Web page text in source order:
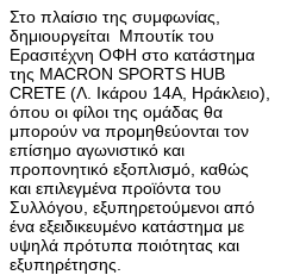
Στο πλαίσιο της συμφωνίας,
δημιουργείται Μπουτίκ του
Ερασιτέχνη ΟΦΗ στο κατάστημα
της MACRON SPORTS HUB
CRETE (Λ. Ικάρου 14Α, Ηράκλειο),
όπου οι φίλοι της ομάδας θα
μπορούν να προμηθεύονται τον
επίσημο αγωνιστικό και
προπονητικό εξοπλισμό, καθώς
και επιλεγμένα προϊόντα του
Συλλόγου, εξυπηρετούμενοι από
ένα εξειδικευμένο κατάστημα με
υψηλά πρότυπα ποιότητας και
εξυπηρέτησης.